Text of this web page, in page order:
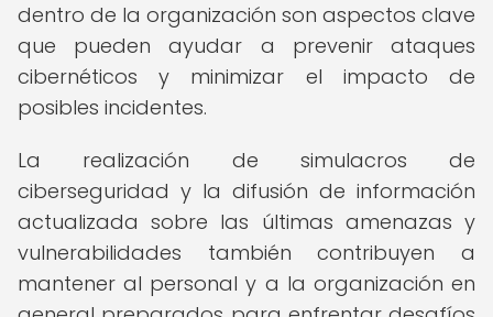
dentro de la organización son aspectos clave
que pueden ayudar a prevenir ataques
cibernéticos y minimizar el impacto de
posibles incidentes.
La realización de simulacros de
ciberseguridad y la difusión de información
actualizada sobre las últimas amenazas y
vulnerabilidades también contribuyen a
mantener al personal y a la organización en